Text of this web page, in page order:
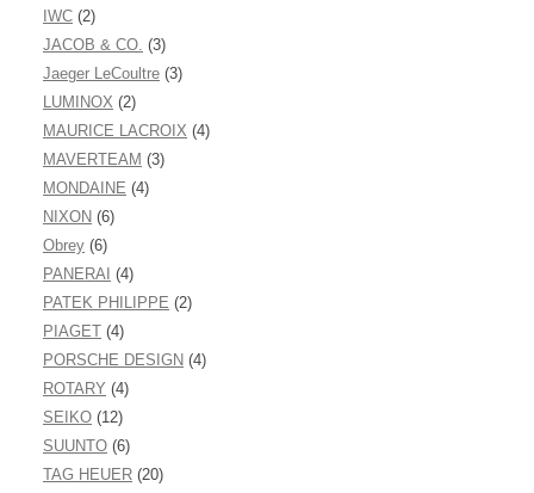
IWC (2)
JACOB & CO. (3)
Jaeger LeCoultre (3)
LUMINOX (2)
MAURICE LACROIX (4)
MAVERTEAM (3)
MONDAINE (4)
NIXON (6)
Obrey (6)
PANERAI (4)
PATEK PHILIPPE (2)
PIAGET (4)
PORSCHE DESIGN (4)
ROTARY (4)
SEIKO (12)
SUUNTO (6)
TAG HEUER (20)